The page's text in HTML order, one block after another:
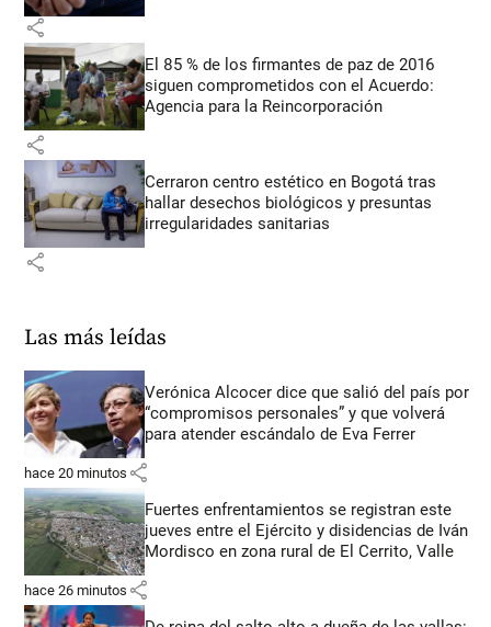
share
El 85 % de los firmantes de paz de 2016
siguen comprometidos con el Acuerdo:
Agencia para la Reincorporación
share
Cerraron centro estético en Bogotá tras
hallar desechos biológicos y presuntas
irregularidades sanitarias
share
Las más leídas
Verónica Alcocer dice que salió del país por
“compromisos personales” y que volverá
para atender escándalo de Eva Ferrer
hace 20 minutos share
Fuertes enfrentamientos se registran este
jueves entre el Ejército y disidencias de Iván
Mordisco en zona rural de El Cerrito, Valle
hace 26 minutos share